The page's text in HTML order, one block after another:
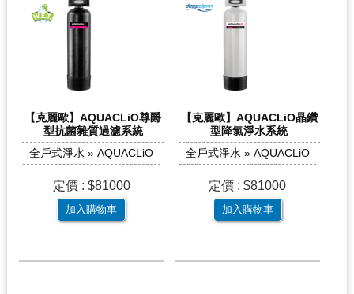
【克麗歐】AQUACLiO尊爵
型抗菌雜質過濾系統
全戶式淨水 » AQUACLiO
定價 : $81000
加入購物車
【克麗歐】AQUACLiO晶鑽
型降氯淨水系統
全戶式淨水 » AQUACLiO
定價 : $81000
加入購物車